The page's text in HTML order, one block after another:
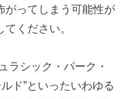
がってしまう可能性が
ください。
ラシック・パーク・
ド”といったいわゆる